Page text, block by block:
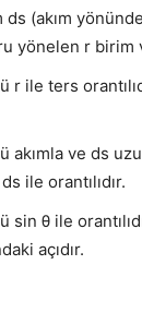
(akım
yönelen r birim
r ile ters
akımla ve ds
ile orantılıdır.
sin θ ile
açıdır.